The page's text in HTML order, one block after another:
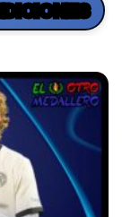
EDICIONES